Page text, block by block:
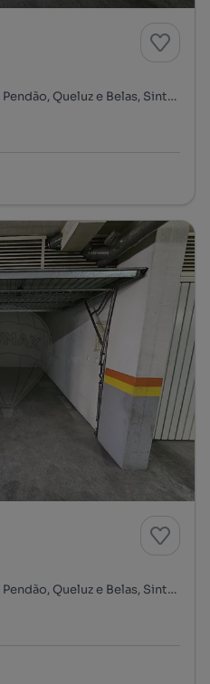
Quinta do Mirante - Pendão, Pendão, Queluz e Belas, Sintra, Lisboa
Quinta do Mirante - Pendão, Pendão, Queluz e Belas, Sintra, Lisboa